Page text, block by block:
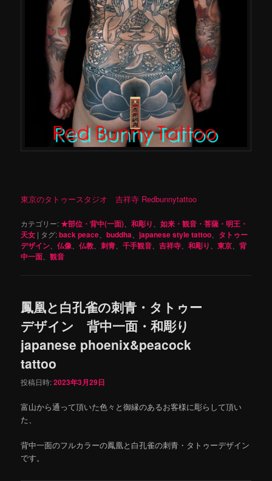
東京のタトゥースタジオ 吉祥寺 Redbunnytattoo
カテゴリー:★部位・背中(一面)、和彫り、如来・観音・菩薩・明王・
天女 | タグ:back peace、buddha、japanese style tattoo、 タトゥー
デザイン、仏像、仏教、刺青、千手観音、吉祥寺、和彫り、東京、背
中一面、観音
鳳凰と白孔雀の刺青・タトゥー
デザイン 背中一面・和彫り
japanese phoenix&peacock
tattoo
投稿日時:2023年3月29日
富山から通って頂いた色々と御縁のあるお客様に彫らして頂い
た、
背中一面のフルカラーの鳳凰と白孔雀の刺青・タトゥーデザイン
です。